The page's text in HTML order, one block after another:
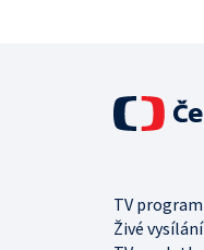
TV program
Živé vysílání